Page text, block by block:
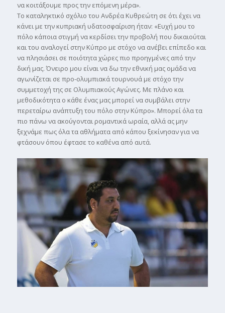
να κοιτάξουµε προς την επόµενη µέρα».
Το καταληκτικό σχόλιο του Ανδρέα Κυθρεώτη σε ότι έχει να
κάνει µε την κυπριακή υδατοσφαίριση ήταν: «Ευχή µου το
πόλο κάποια στιγµή να κερδίσει την προβολή που δικαιούται
και του αναλογεί στην Κύπρο µε στόχο να ανέβει επίπεδο και
να πλησιάσει σε ποιότητα χώρες πιο προηγµένες από την
δική µας. Όνειρο µου είναι να δω την εθνική µας οµάδα να
αγωνίζεται σε προ-ολυµπιακά τουρνουά µε στόχο την
συµµετοχή της σε Ολυµπιακούς Αγώνες. Με πλάνο και
µεθοδικότητα ο κάθε ένας µας µπορεί να συµβάλει στην
περεταίρω ανάπτυξη του πόλο στην Κύπρο». Μπορεί όλα τα
πιο πάνω να ακούγονται ροµαντικά ωραία, αλλά ας µην
ξεχνάµε πως όλα τα αθλήµατα από κάπου ξεκίνησαν για να
φτάσουν όπου έφτασε το καθένα από αυτά.